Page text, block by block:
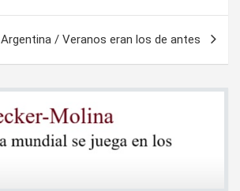
Argentina / Veranos eran los de antes